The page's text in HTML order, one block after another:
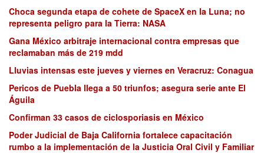
Choca segunda etapa de cohete de SpaceX en la Luna; no
representa peligro para la Tierra: NASA
Gana México arbitraje internacional contra empresas que
reclamaban más de 219 mdd
Lluvias intensas este jueves y viernes en Veracruz: Conagua
Pericos de Puebla llega a 50 triunfos; asegura serie ante El
Águila
Confirman 33 casos de ciclosporiasis en México
Poder Judicial de Baja California fortalece capacitación
rumbo a la implementación de la Justicia Oral Civil y Familiar